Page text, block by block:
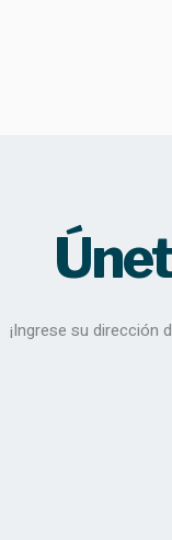
¡Ingrese su dirección